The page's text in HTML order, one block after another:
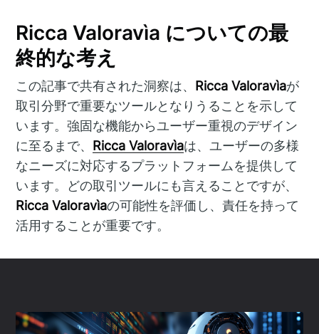
Ricca Valoravìa についての最
終的な考え
この記事で共有された洞察は、 Ricca Valoravìaが
取引分野で重要なツールとなりうることを示して
います。強固な機能からユーザー重視のデザイン
に至るまで、 Ricca Valoravìaは、ユーザーの多様
なニーズに対応するプラットフォームを提供して
います。どの取引ツールにも言えることですが、
Ricca Valoravìaの可能性を評価し、責任を持って
活用することが重要です。